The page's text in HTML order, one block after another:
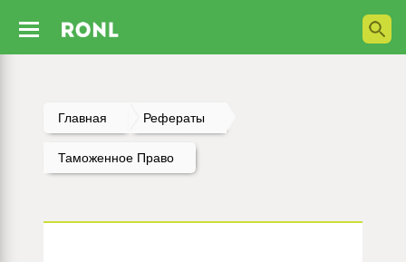
Главная Рефераты
Таможенное Право